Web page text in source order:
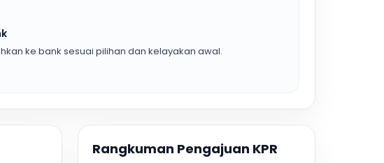
ke bank sesuai pilihan dan kelayakan awal.
Rangkuman Pengajuan KPR